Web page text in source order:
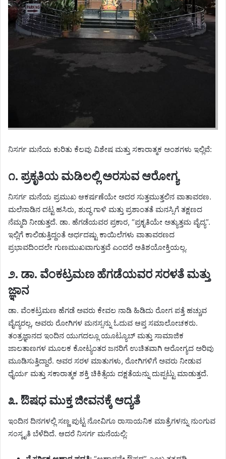
​ನಿಸರ್ಗ ಮನೆಯ ಕುರಿತು ಕೆಲವು ವಿಶೇಷ ಮತ್ತು ಸಕಾರಾತ್ಮಕ ಅಂಶಗಳು ಇಲ್ಲಿವೆ:
​೧. ಪ್ರಕೃತಿಯ ಮಡಿಲಲ್ಲಿ ಅರಸುವ ಆರೋಗ್ಯ
​ನಿಸರ್ಗ ಮನೆಯ ಪ್ರಮುಖ ಆಕರ್ಷಣೆಯೇ ಅದರ ಸುತ್ತಮುತ್ತಲಿನ ವಾತಾವರಣ.
ಮಲೆನಾಡಿನ ದಟ್ಟ ಹಸಿರು, ಶುದ್ಧ ಗಾಳಿ ಮತ್ತು ಪ್ರಶಾಂತತೆ ಮನಸ್ಸಿಗೆ ತಕ್ಷಣದ
ನೆಮ್ಮದಿ ನೀಡುತ್ತದೆ. ಡಾ. ಹೆಗಡೆಯವರ ಪ್ರಕಾರ, “ಪ್ರಕೃತಿಯೇ ಅತ್ಯುತ್ತಮ ವೈದ್ಯ”.
ಇಲ್ಲಿಗೆ ಕಾಲಿಡುತ್ತಿದ್ದಂತೆ ಅರ್ಧದಷ್ಟು ಕಾಯಿಲೆಗಳು ವಾತಾವರಣದ
ಪ್ರಭಾವದಿಂದಲೇ ಗುಣಮುಖವಾಗುತ್ತವೆ ಎಂದರೆ ಅತಿಶಯೋಕ್ತಿಯಲ್ಲ.
​೨. ಡಾ. ವೆಂಕಟ್ರಮಣ ಹೆಗಡೆಯವರ ಸರಳತೆ ಮತ್ತು
ಜ್ಞಾನ
​ಡಾ. ವೆಂಕಟ್ರಮಣ ಹೆಗಡೆ ಅವರು ಕೇವಲ ನಾಡಿ ಹಿಡಿದು ರೋಗ ಪತ್ತೆ ಹಚ್ಚುವ
ವೈದ್ಯರಲ್ಲ, ಅವರು ರೋಗಿಗಳ ಮನಸ್ಸನ್ನು ಓದುವ ಆಪ್ತ ಸಮಾಲೋಚಕರು.
ತಂತ್ರಜ್ಞಾನದ ಇಂದಿನ ಯುಗದಲ್ಲೂ ಯೂಟ್ಯೂಬ್ ಮತ್ತು ಸಾಮಾಜಿಕ
ಜಾಲತಾಣಗಳ ಮೂಲಕ ಕೋಟ್ಯಂತರ ಜನರಿಗೆ ಉಚಿತವಾಗಿ ಆರೋಗ್ಯದ ಅರಿವು
ಮೂಡಿಸುತ್ತಿದ್ದಾರೆ. ಅವರ ಸರಳ ಮಾತುಗಳು, ರೋಗಿಗಳಿಗೆ ಅವರು ನೀಡುವ
ಧೈರ್ಯ ಮತ್ತು ಸಕಾರಾತ್ಮಕ ಶಕ್ತಿ ಚಿಕಿತ್ಸೆಯ ದಕ್ಷತೆಯನ್ನು ದುಪ್ಪಟ್ಟು ಮಾಡುತ್ತದೆ.
​೩. ಔಷಧ ಮುಕ್ತ ಜೀವನಕ್ಕೆ ಆದ್ಯತೆ
​ಇಂದಿನ ದಿನಗಳಲ್ಲಿ ಸಣ್ಣ ಪುಟ್ಟ ನೋವಿಗೂ ರಾಸಾಯನಿಕ ಮಾತ್ರೆಗಳನ್ನು ನುಂಗುವ
ಸಂಸ್ಕೃತಿ ಬೆಳೆದಿದೆ. ಆದರೆ ನಿಸರ್ಗ ಮನೆಯಲ್ಲಿ: